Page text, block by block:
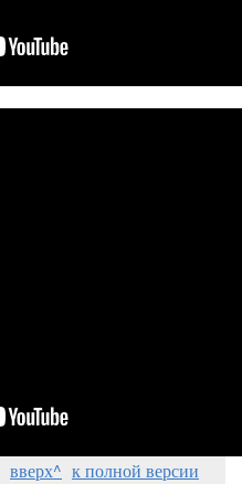
вверх^ к полной версии